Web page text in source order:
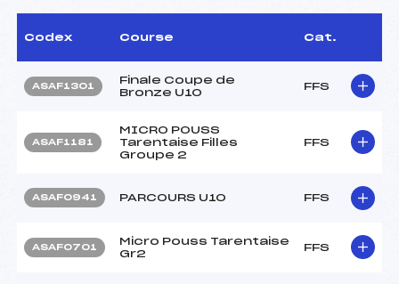
Codex Course Cat.
ASAF1301
Finale Coupe de
Bronze U10
FFS
ASAF1181
MICRO POUSS
Tarentaise Filles
Groupe 2
FFS
ASAF0941 PARCOURS U10 FFS
ASAF0701
Micro Pouss Tarentaise
Gr2
FFS